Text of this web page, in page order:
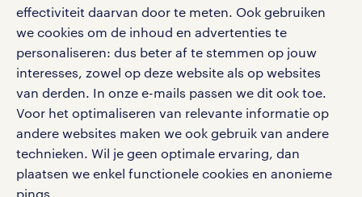
effectiviteit daarvan door te meten. Ook gebruiken
we cookies om de inhoud en advertenties te
personaliseren: dus beter af te stemmen op jouw
interesses, zowel op deze website als op websites
van derden. In onze e-mails passen we dit ook toe.
Voor het optimaliseren van relevante informatie op
andere websites maken we ook gebruik van andere
technieken. Wil je geen optimale ervaring, dan
plaatsen we enkel functionele cookies en anonieme
pings.
Volg ons voor de leukste content omtrent
vacatures, solliciteren en inspiratie.
werken bij randstad
gebruikersvoorwaarden
privacystatement